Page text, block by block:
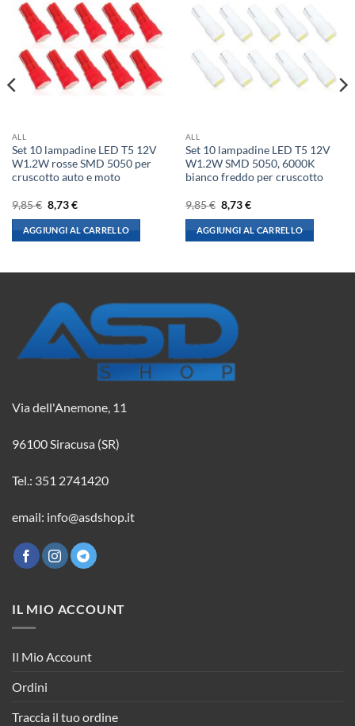
ALL
Set 10 lampadine LED T5 12V
W1.2W rosse SMD 5050 per
cruscotto auto e moto
9,85€ Il
prezzo
originale
era:
9,85 €.
8,73€Il
attuale
è:
8,73 €.
AGGIUNGI AL CARRELLO
ALL
Set 10 lampadine LED T5 12V
W1.2W SMD 5050, 6000K
bianco freddo per cruscotto
9,85€ Il
prezzo
originale
era:
9,85 €.
8,73€Il
attuale
è:
8,73 €.
AGGIUNGI AL CARRELLO
Via dell'Anemone, 11
96100 Siracusa (SR)
Tel.: 351 2741420
email: info@asdshop.it
IL MIO ACCOUNT
Il Mio Account
Ordini
Traccia il tuo ordine